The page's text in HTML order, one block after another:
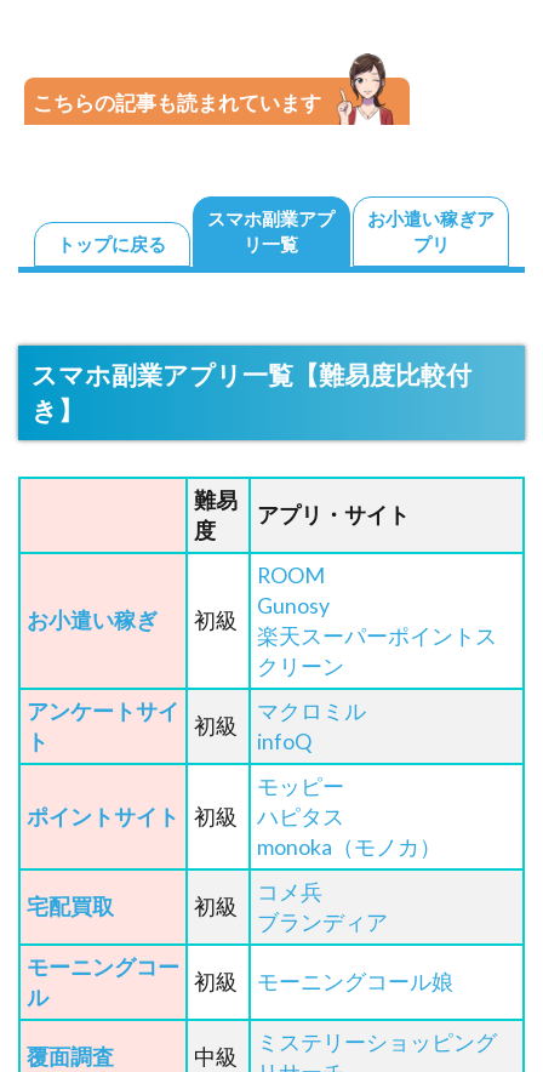
こちらの記事も読まれています
トップに戻る
スマホ副業アプ
リ一覧
お小遣い稼ぎア
プリ
スマホ副業アプリ一覧【難易度比較付
き】
難易
度
アプリ・サイト
お小遣い稼ぎ 初級
ROOM
Gunosy
楽天スーパーポイントス
クリーン
アンケートサイ
ト
初級
マクロミル
infoQ
ポイントサイト 初級
モッピー
ハピタス
monoka（モノカ）
宅配買取 初級
コメ兵
ブランディア
モーニングコー
ル
初級 モーニングコール娘
覆面調査 中級
ミステリーショッピング